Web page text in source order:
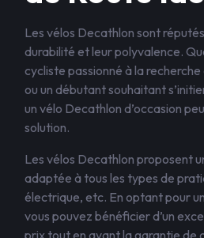
Les vélos Decathlon sont
durabilité et leur polyvalence.
cycliste passionné à la recherche
ou un débutant souhaitant
un vélo Decathlon d’occasion
solution.
Les vélos Decathlon proposent
adaptée à tous les types de
électrique, etc. En optant pour
vous pouvez bénéficier d’un
prix tout en ayant la garantie de